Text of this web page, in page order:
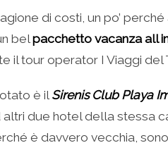
di costi, un po’
bel pacchetto vacanza all
il tour operator I Viaggi del
è il Sirenis Club Playa
altri due hotel della stessa
è davvero vecchia,